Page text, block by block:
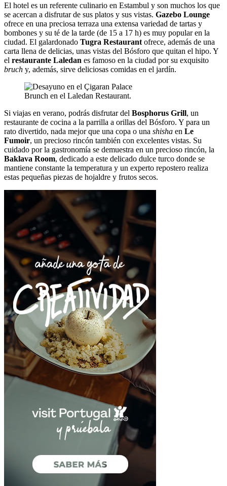
El hotel es un referente culinario en Estambul y son muchos los que
se acercan a disfrutar de sus platos y sus vistas. Gazebo Lounge
ofrece en una preciosa terraza una extensa variedad de tartas y
bombones y su té de la tarde (de 15 a 17 h) es muy popular en la
ciudad. El galardonado Tugra Restaurant ofrece, además de una
carta llena de delicias, unas vistas del Bósforo que quitan el hipo. Y
el restaurante Laledan es famoso en la ciudad por su exquisito
bruch y, además, sirve deliciosas comidas en el jardín.
Brunch en el Laledan Restaurant.
Si viajas en verano, podrás disfrutar del Bosphorus Grill, un
restaurante de cocina a la parrilla a orillas del Bósforo. Y para un
rato divertido, nada mejor que una copa o una shisha en Le
Fumoir, un precioso rincón también con excelentes vistas. Su
cuidado por la gastronomía se demuestra en un precioso rincón, la
Baklava Room, dedicado a este delicado dulce turco donde se
mantiene constante la temperatura y un experto repostero realiza
estas pequeñas piezas de hojaldre y frutos secos.